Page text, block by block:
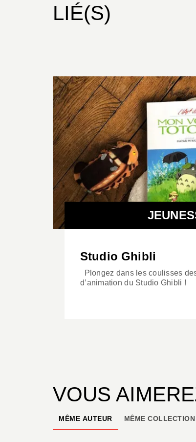
LIÉ(S)
Studio Ghibli
Plongez dans les coulisses
d’animation du Studio Ghibli !
VOUS
MÊME AUTEUR MÊME COLLECTION